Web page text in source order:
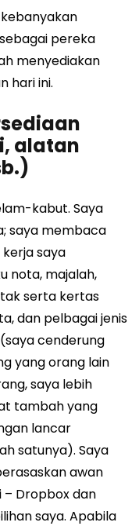
pereka
menyediakan
hari ini.
alatan
kabut. Saya
saya membaca
saya
nota, majalah,
serta kertas
dan pelbagai jenis
cenderung
yang orang lain
saya lebih
tambah yang
lancar
satunya). Saya
awan
Dropbox dan
saya. Apabila